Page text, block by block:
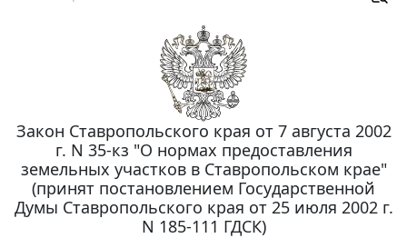
Закон Ставропольского края от 7 августа 2002
г. N 35-кз "О нормах предоставления
земельных участков в Ставропольском крае"
(принят постановлением Государственной
Думы Ставропольского края от 25 июля 2002 г.
N 185-111 ГДСК)